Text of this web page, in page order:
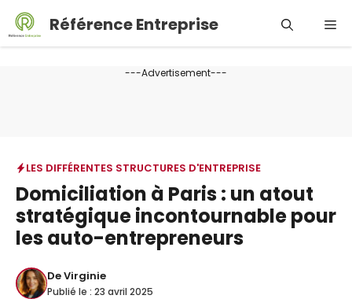
Aller
contenu
Référence Entreprise
---Advertisement---
LES DIFFÉRENTES STRUCTURES D'ENTREPRISE
Domiciliation à Paris : un atout
stratégique incontournable pour
les auto-entrepreneurs
DeVirginie
Publié le : 23 avril 2025